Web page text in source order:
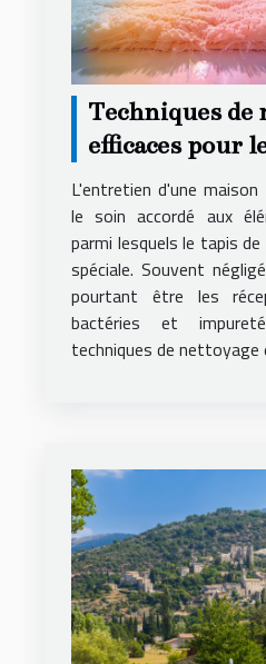
Techniques de
efficaces pour
bain
L'entretien d'une
le soin accordé aux
parmi lesquels le tapis de
spéciale. Souvent
pourtant être les
bactéries et
techniques de nettoyage